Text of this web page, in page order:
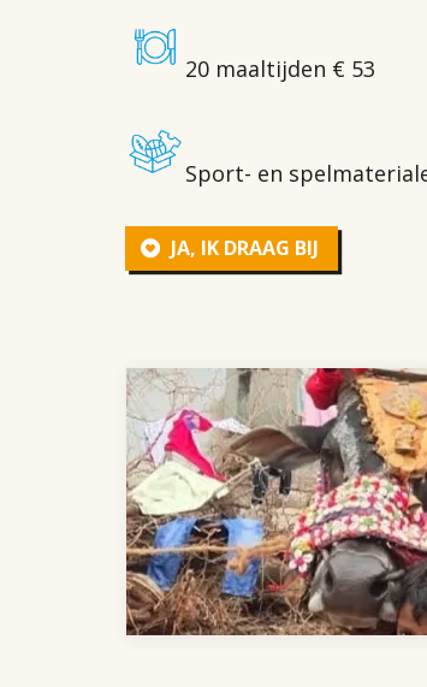
20 maaltijden € 53
Sport- en
JA, IK DRAAG BIJ